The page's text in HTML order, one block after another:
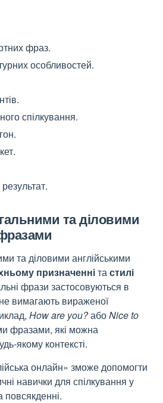
фраз.
особливостей.
спілкування.
та діловими
та діловими англійськими
призначеннітастилі
фрази застосовуються в
вимагають вираженої
How are you?абоNice to
фразами, які можна
якому контексті.
онлайн» зможе допомогти
навички для спілкування у
повсякденні.